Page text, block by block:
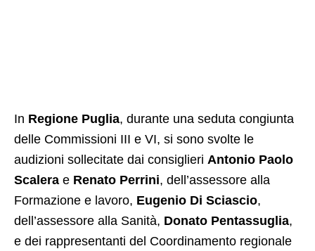
In Regione Puglia, durante una seduta congiunta
delle Commissioni III e VI, si sono svolte le
audizioni sollecitate dai consiglieri Antonio Paolo
Scalera e Renato Perrini, dell’assessore alla
Formazione e lavoro, Eugenio Di Sciascio,
dell’assessore alla Sanità, Donato Pentassuglia,
e dei rappresentanti del Coordinamento regionale